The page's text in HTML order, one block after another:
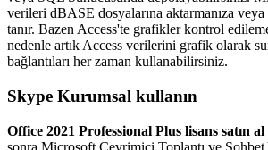
verileri dBASE dosyalarına aktarmanıza
tanır. Bazen Access'te grafikler kontrol
nedenle artık Access verilerini grafik olarak
bağlantıları her zaman kullanabilirsiniz.
Skype Kurumsal kullanın
Office 2021 Professional Plus lisans satın al
sonra Microsoft Çevrimiçi Toplantı ve Sohbet